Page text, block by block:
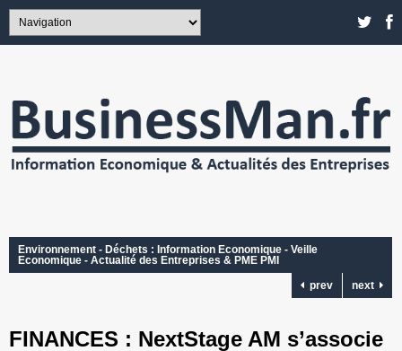
Environnement - Déchets : Information Economique - Veille
Economique - Actualité des Entreprises & PME PMI
prev
next
FINANCES : NextStage AM s’associe